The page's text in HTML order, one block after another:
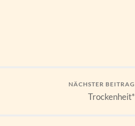
NÄCHSTER BEITRAG
Trockenheit*